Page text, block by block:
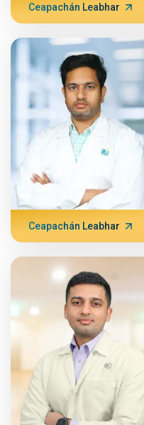
Ceapachán Leabhar
Ceapachán Leabhar